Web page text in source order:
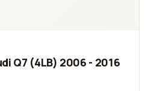
Q7 (4LB) 2006 - 2016